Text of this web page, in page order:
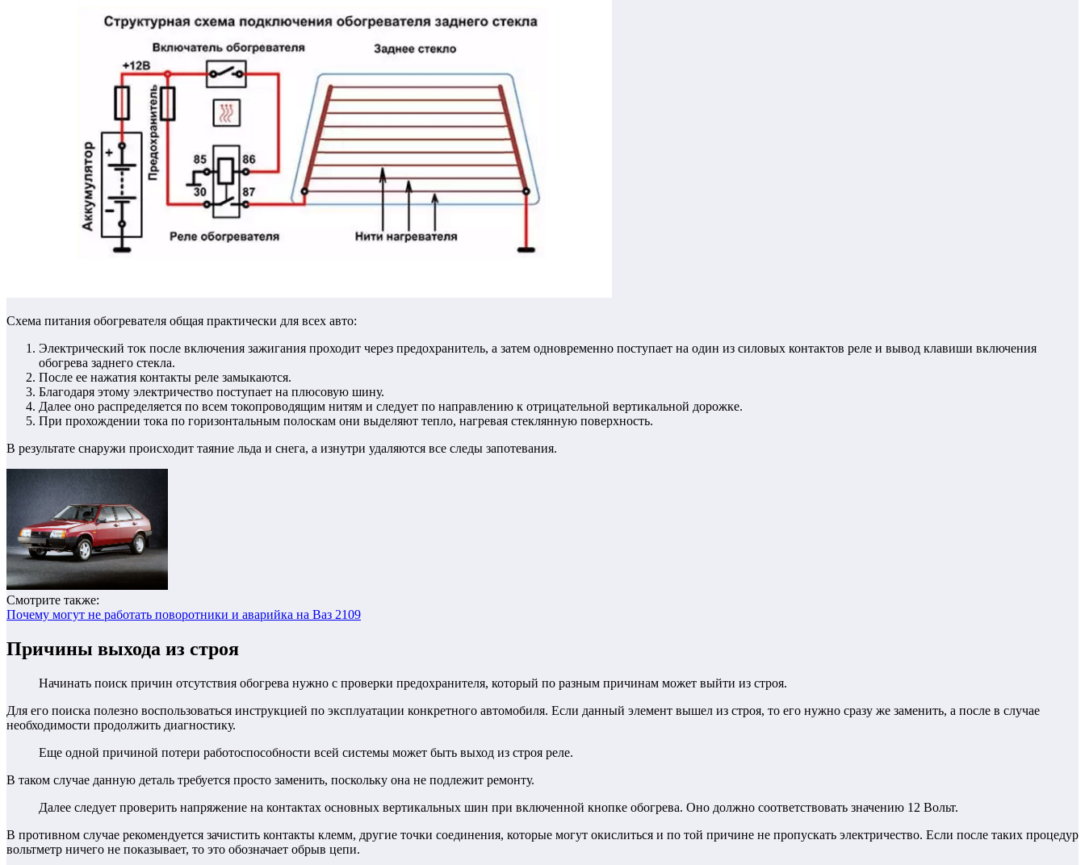
Схема питания обогревателя общая практически для всех авто:
Электрический ток после включения зажигания проходит через предохранитель, а затем одновременно поступает на один из силовых контактов реле и вывод клавиши включения
обогрева заднего стекла.
После ее нажатия контакты реле замыкаются.
Благодаря этому электричество поступает на плюсовую шину.
Далее оно распределяется по всем токопроводящим нитям и следует по направлению к отрицательной вертикальной дорожке.
При прохождении тока по горизонтальным полоскам они выделяют тепло, нагревая стеклянную поверхность.
В результате снаружи происходит таяние льда и снега, а изнутри удаляются все следы запотевания.
Смотрите также:
Почему могут не работать поворотники и аварийка на Ваз 2109
Причины выхода из строя
Начинать поиск причин отсутствия обогрева нужно с проверки предохранителя, который по разным причинам может выйти из строя.
Для его поиска полезно воспользоваться инструкцией по эксплуатации конкретного автомобиля. Если данный элемент вышел из строя, то его нужно сразу же заменить, а после в случае
необходимости продолжить диагностику.
Еще одной причиной потери работоспособности всей системы может быть выход из строя реле.
В таком случае данную деталь требуется просто заменить, поскольку она не подлежит ремонту.
Далее следует проверить напряжение на контактах основных вертикальных шин при включенной кнопке обогрева. Оно должно соответствовать значению 12 Вольт.
В противном случае рекомендуется зачистить контакты клемм, другие точки соединения, которые могут окислиться и по той причине не пропускать электричество. Если после таких процедур
вольтметр ничего не показывает, то это обозначает обрыв цепи.